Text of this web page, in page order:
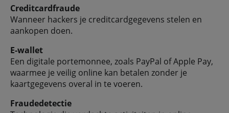
Creditcardfraude
Wanneer hackers je creditcardgegevens stelen en
aankopen doen.
E-wallet
Een digitale portemonnee, zoals PayPal of Apple Pay,
waarmee je veilig online kan betalen zonder je
kaartgegevens overal in te voeren.
Fraudedetectie